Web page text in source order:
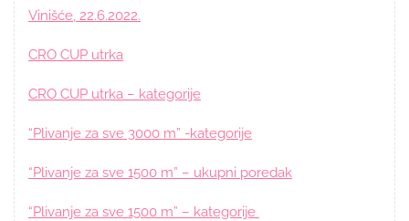
Vinišće, 22.6.2022.
CRO CUP utrka
CRO CUP utrka – kategorije
“Plivanje za sve 3000 m” -kategorije
“Plivanje za sve 1500 m” – ukupni poredak
“Plivanje za sve 1500 m” – kategorije